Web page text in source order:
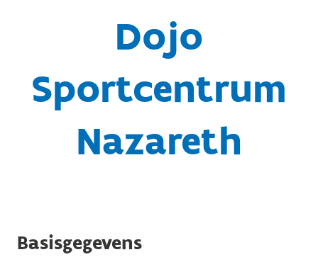
Dojo
Sportcentrum
Nazareth
Basisgegevens